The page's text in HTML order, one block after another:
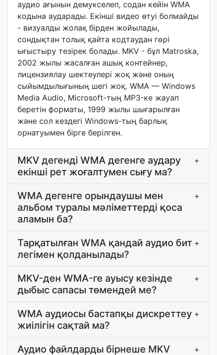
аудио ағынын демукселеп, содан кейін WMA
кодына аударады. Екінші видео өтуі болмайды
- визуалды жолақ бірден жойылады,
сондықтан толық қайта кодтаудан гөрі
ығыстыру тезірек болады. MKV - бұл Matroska,
2002 жылы жасалған ашық контейнер,
лицензиялау шектеулері жоқ және оның
сыйымдылығының шегі жоқ. WMA — Windows
Media Audio, Microsoft-тың MP3-ке жауап
беретін форматы, 1999 жылы шығарылған
және сол кездегі Windows-тың барлық
орнатуымен бірге берілген.
MKV дегенді WMA дегенге аудару
екінші рет жоғалтумен сығу ма?
+
WMA дегенге орындаушы мен
альбом туралы мәліметтерді қоса
аламын ба?
+
Тарқатылған WMA қандай аудио бит
легімен қолданылады?
+
MKV-ден WMA-ге ауысу кезінде
дыбыс сапасы төмендей ме?
+
WMA аудиосы бастапқы дискреттеу
жиілігін сақтай ма?
+
Аудио файлдарды бірнеше MKV
+